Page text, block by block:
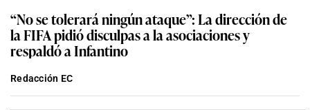
“No se tolerará ningún ataque”: La dirección de
la FIFA pidió disculpas a la asociaciones y
respaldó a Infantino
Redacción EC